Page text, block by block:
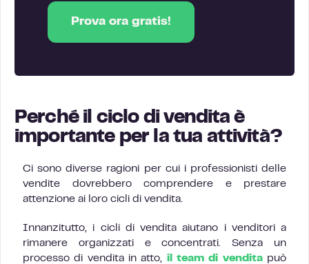
Prova ora gratis!
Perché il ciclo di vendita è
importante per la tua attività?
Ci sono diverse ragioni per cui i professionisti delle
vendite dovrebbero comprendere e prestare
attenzione ai loro cicli di vendita.
Innanzitutto, i cicli di vendita aiutano i venditori a
rimanere organizzati e concentrati. Senza un
processo di vendita in atto, il team di venditapuò